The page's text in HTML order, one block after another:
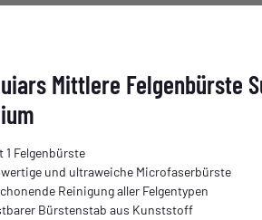
Mittlere Felgenbürste
1 Felgenbürste
und ultraweiche Microfaserbürste
Reinigung aller Felgentypen
Bürstenstab aus Kunststoff